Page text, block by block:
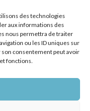
des technologies
aux informations des
nous permettra de traiter
ou les ID uniques sur
son consentement peut avoir
fonctions.
parler de ses
intelligent dans les